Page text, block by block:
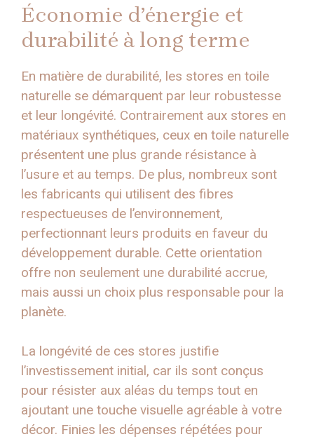
Économie d’énergie et
durabilité à long terme
En matière de durabilité, les stores en toile
naturelle se démarquent par leur robustesse
et leur longévité. Contrairement aux stores en
matériaux synthétiques, ceux en toile naturelle
présentent une plus grande résistance à
l’usure et au temps. De plus, nombreux sont
les fabricants qui utilisent des fibres
respectueuses de l’environnement,
perfectionnant leurs produits en faveur du
développement durable. Cette orientation
offre non seulement une durabilité accrue,
mais aussi un choix plus responsable pour la
planète.
La longévité de ces stores justifie
l’investissement initial, car ils sont conçus
pour résister aux aléas du temps tout en
ajoutant une touche visuelle agréable à votre
décor. Finies les dépenses répétées pour